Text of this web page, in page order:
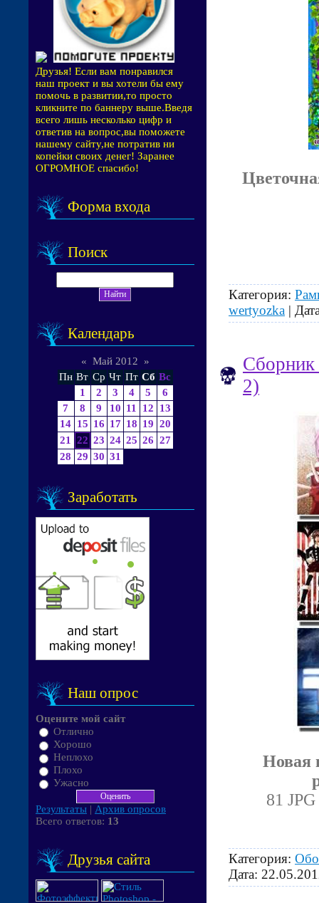
Друзья! Если вам понравился
наш проект и вы хотели бы ему
помочь в развитии,то просто
кликните по баннеру выше.Введя
всего лишь несколько цифр и
ответив на вопрос,вы поможете
нашему сайту,не потратив ни
копейки своих денег! Заранее
ОГРОМНОЕ спасибо!
Форма входа
Поиск
Календарь
« Май 2012
»
Пн Вт Ср Чт Пт Сб Вс
1
2 3 4 5
6
7
8 9 10 11 12
13
14 15 16 17 18 19 20
21
22 23 24 25 26 27
28 29 30 31
Заработать
Наш опрос
Оцените мой сайт
Отлично
Хорошо
Неплохо
Плохо
Ужасно
Результаты | Архив опросов
Всего ответов: 13
Друзья сайта
Категория:
wertyozka |
Сборник
2)
Новая
81
Категория:
Дата: